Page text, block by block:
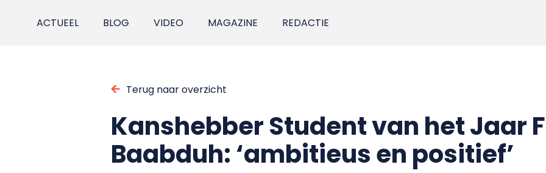
ACTUEEL BLOG VIDEO MAGAZINE REDACTIE
Terug naar overzicht
Kanshebber Student van het Jaar
Baabduh: ‘ambitieus en positief’